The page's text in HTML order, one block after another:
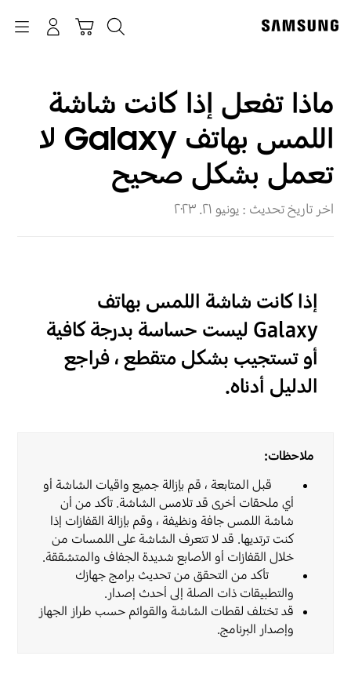
ماذا تفعل إذا كانت شاشة
اللمس بهاتف Galaxy لا
تعمل بشكل صحيح
اخر تاريخ تحديث :يونيو ٢١. ٢٠٢٣
إذا كانت شاشة اللمس بهاتف
Galaxy ليست حساسة بدرجة كافية
أو تستجيب بشكل متقطع ، فراجع
الدليل أدناه.
ملاحظات:
قبل المتابعة ، قم بإزالة جميع واقيات الشاشة أو
أي ملحقات أخرى قد تلامس الشاشة. تأكد من أن
شاشة اللمس جافة ونظيفة ، وقم بإزالة القفازات إذا
كنت ترتديها. قد لا تتعرف الشاشة على اللمسات من
خلال القفازات أو الأصابع شديدة الجفاف والمتشققة.
تأكد من التحقق من تحديث برامج جهازك
والتطبيقات ذات الصلة إلى أحدث إصدار.
قد تختلف لقطات الشاشة والقوائم حسب طراز الجهاز
وإصدار البرنامج.